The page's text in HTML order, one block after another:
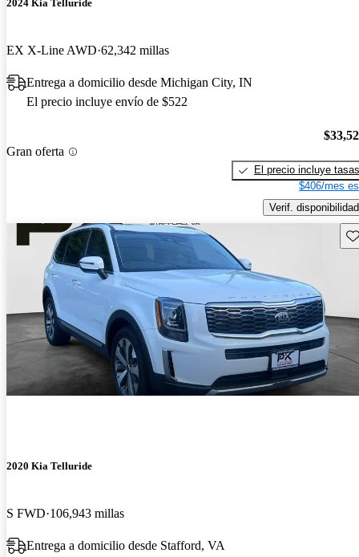
2024 Kia Telluride
EX X-Line AWD 62,342 millas
Entrega a domicilio desde Michigan City, IN
El precio incluye envío de $522
Gran oferta
El precio incluye tasas
$406/mes
Verif. disponibilidad
2020 Kia Telluride
S FWD 106,943 millas
Entrega a domicilio desde Stafford, VA